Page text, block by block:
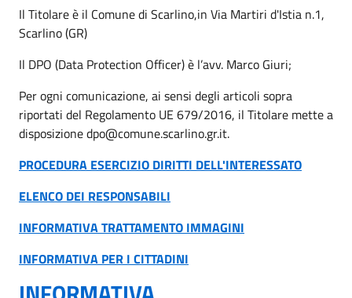
Il Titolare è il Comune di Scarlino,in Via Martiri d'Istia n.1,
Scarlino (GR)
Il DPO (Data Protection Officer) è l’avv. Marco Giuri;
Per ogni comunicazione, ai sensi degli articoli sopra
riportati del Regolamento UE 679/2016, il Titolare mette a
disposizione dpo@comune.scarlino.gr.it.
PROCEDURA ESERCIZIO DIRITTI DELL'INTERESSATO
ELENCO DEI RESPONSABILI
INFORMATIVA TRATTAMENTO IMMAGINI
INFORMATIVA PER I CITTADINI